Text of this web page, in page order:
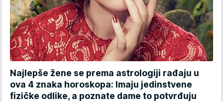
Najlepše žene se prema astrologiji rađaju u
ova 4 znaka horoskopa: Imaju jedinstvene
fizičke odlike, a poznate dame to potvrđuju